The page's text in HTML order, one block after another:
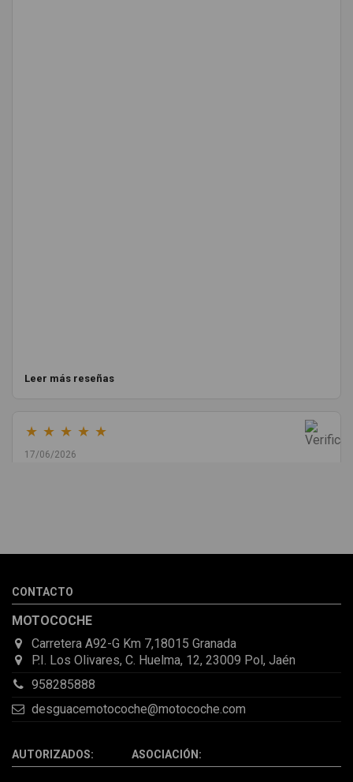
Leer más reseñas
★ ★ ★ ★ ★
17/06/2026
la pieza llegó correcta y bien embalada, además de llegarme 2
CONTACTO
MOTOCOCHE
Carretera A92-G Km 7,18015 Granada
P.I. Los Olivares, C. Huelma, 12, 23009 Pol, Jaén
958285888
desguacemotocoche@motocoche.com
AUTORIZADOS: ASOCIACIÓN: